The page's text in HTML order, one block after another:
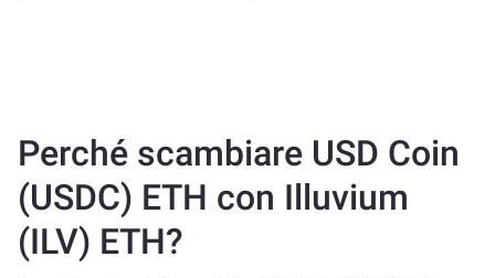
Perché scambiare USD Coin
(USDC) ETH con Illuvium
(ILV) ETH?